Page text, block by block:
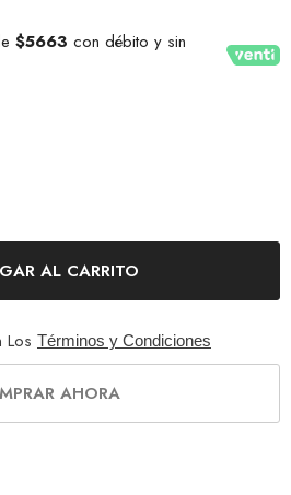
$5663 con débito y sin
AL CARRITO
Los Términos y Condiciones
AHORA